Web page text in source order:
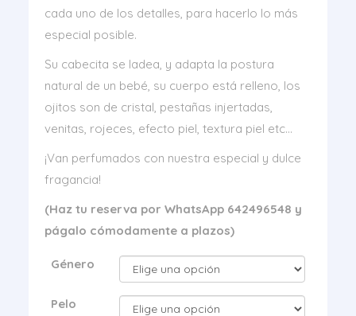
cada uno de los detalles, para hacerlo lo más
especial posible.
Su cabecita se ladea, y adapta la postura
natural de un bebé, su cuerpo está relleno, los
ojitos son de cristal, pestañas injertadas,
venitas, rojeces, efecto piel, textura piel etc…
¡Van perfumados con nuestra especial y dulce
fragancia!
(Haz tu reserva por WhatsApp 642496548 y
págalo cómodamente a plazos)
Género
Pelo